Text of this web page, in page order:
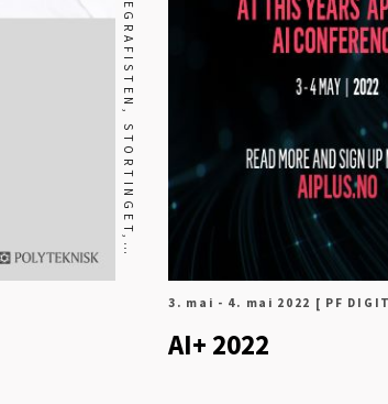
E
S
L
3. mai - 4. mai 2022 [ PF
AI+ 2022